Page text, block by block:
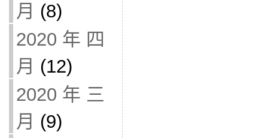
月 (8)
2020 年 四
月 (12)
2020 年 三
月 (9)